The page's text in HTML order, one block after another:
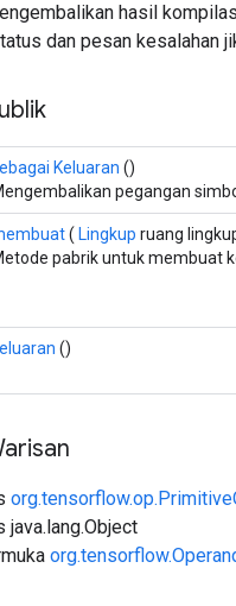
hasil
dan pesan kesalahan
Keluaran ()
pegangan
( Lingkup ruang
pabrik untuk membuat
()
java.lang.Object